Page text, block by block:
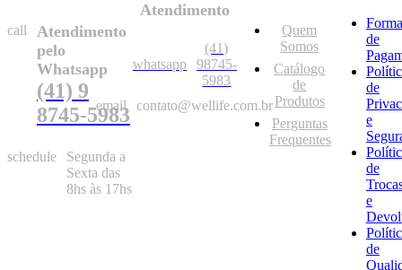
call
Atendimento
pelo
Whatsapp
(41) 9
8745-5983
schedule
Segunda a
Sexta das
8hs às 17hs
Atendimento
whatsapp
(41)
98745-
5983
email
contato@wellife.com.br
Quem
Somos
Catálogo
de
Produtos
Perguntas
Frequentes
de
de
e
de
e
de